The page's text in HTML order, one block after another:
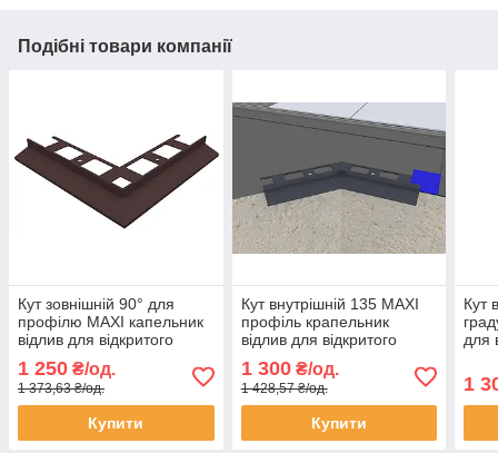
Подібні товари компанії
Кут зовнішній 90° для
профілю MAXI капельник
відлив для відкритого
під плитку коричневий
матовий
1 250 ₴/од.
1 373,63 ₴/од.
Купити
Кут внутрішній 135 MAXI
профіль крапельник
відлив для відкритого
установа під плитку колір
графіт антрацит
1 300₴/од.
1 428,57 ₴/од.
Купити
Кут
для
1